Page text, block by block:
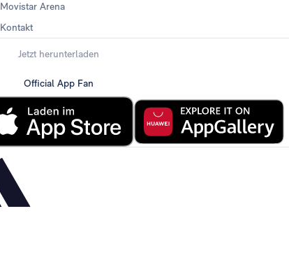
Movistar Arena
Kontakt
Jetzt herunterladen
Official App Fan